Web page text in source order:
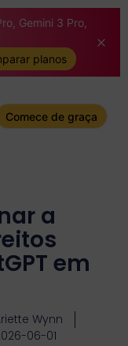
Gemini 3 Pro,
planos
Comece de graça
a
em
Wynn
06-01